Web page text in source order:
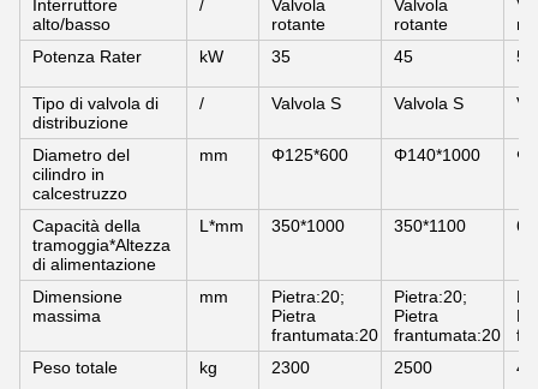
Interruttore
alto/basso
/
Valvola
rotante
Valvola
rotante
Potenza Rater
kW 35 45 55
Tipo di valvola di
distribuzione
/ Valvola S Valvola S
Diametro del
cilindro in
calcestruzzo
mm Φ125*600 Φ140*1000
Capacità della
tramoggia*Altezza
di alimentazione
L*mm 350*1000 350*1100
Dimensione
massima
mm
Pietra:20;
Pietra
frantumata:20
Pietra:20;
Pietra
frantumata:20
Peso totale
kg 2300 2500